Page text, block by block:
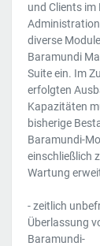
und Clients im
diverse
Baramundi
Suite ein. Im
erfolgten
Kapazitäten
bisherige
Baramundi-
einschließlich
Wartung
- zeitlich
Überlassung
Baramundi-